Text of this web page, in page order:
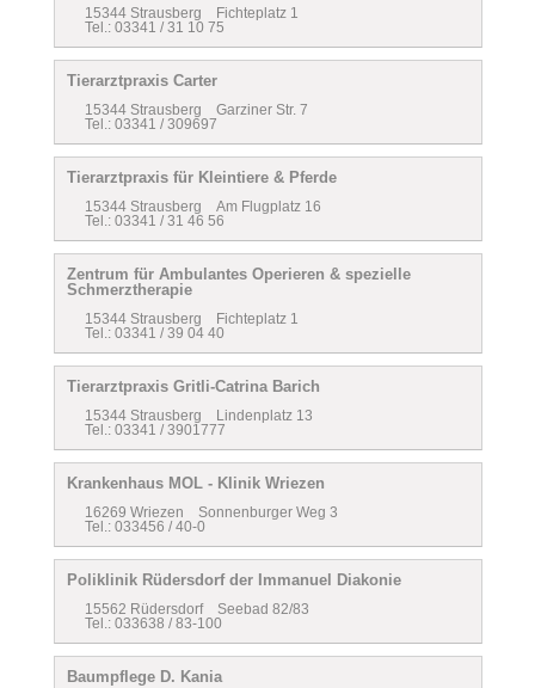
15344 Strausberg Fichteplatz 1
Tel.: 03341 / 31 10 75
Tierarztpraxis Carter
15344 Strausberg Garziner Str. 7
Tel.: 03341 / 309697
Tierarztpraxis für Kleintiere & Pferde
15344 Strausberg Am Flugplatz 16
Tel.: 03341 / 31 46 56
Zentrum für Ambulantes Operieren & spezielle
Schmerztherapie
15344 Strausberg Fichteplatz 1
Tel.: 03341 / 39 04 40
Tierarztpraxis Gritli-Catrina Barich
15344 Strausberg Lindenplatz 13
Tel.: 03341 / 3901777
Krankenhaus MOL - Klinik Wriezen
16269 Wriezen Sonnenburger Weg 3
Tel.: 033456 / 40-0
Poliklinik Rüdersdorf der Immanuel Diakonie
15562 Rüdersdorf Seebad 82/83
Tel.: 033638 / 83-100
Baumpflege D. Kania